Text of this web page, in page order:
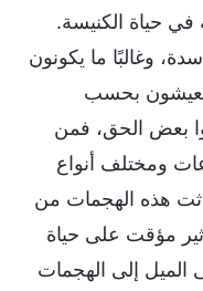
في حياة الكنيسة.
وغالبًا ما يكونون
بحسب
بعض الحق، فمن
ومختلف أنواع
هذه الهجمات من
مؤقت على حياة
الميل إلى الهجمات